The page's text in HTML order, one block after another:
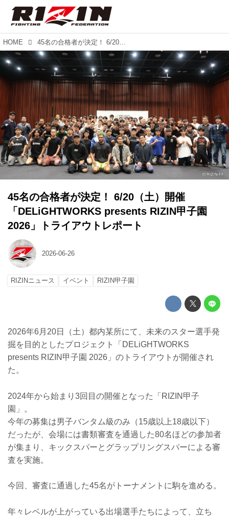
HOME 45名の合格者が決定！ 6/20（土）開催「DELiGHTWORKS presents RIZIN甲子園 2026」トライアウトレポート
45名の合格者が決定！ 6/20（土）開催
「DELiGHTWORKS presents RIZIN甲子園
2026」トライアウトレポート
2026-06-26
RIZINニュース イベント RIZIN甲子園
2026年6月20日（土）都内某所にて、未来のスター選手発
掘を目的としたプロジェクト「DELiGHTWORKS
presents RIZIN甲子園 2026」のトライアウトが開催され
た。
2024年から始まり3回目の開催となった「RIZIN甲子
園」。
今年の募集は男子バンタム級のみ（15歳以上18歳以下）
だったが、会場には書類審査を通過した80名ほどの参加者
が集まり、キックスパーとグラップリングスパーによる審
査を実施。
今回、審査に通過した45名がトーナメントに駒を進める。
年々レベルが上がっている出場選手たちによって、立ち